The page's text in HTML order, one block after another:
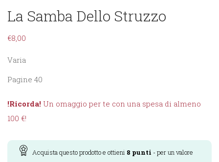
La Samba Dello Struzzo
€8,00
Varia
Pagine 40
!Ricorda! Un omaggio per te con una spesa di almeno
100 €!
Acquista questo prodotto e ottieni 8 punti - per un valore